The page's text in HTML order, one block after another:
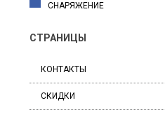
СНАРЯЖЕНИЕ
СТРАНИЦЫ
КОНТАКТЫ
СКИДКИ